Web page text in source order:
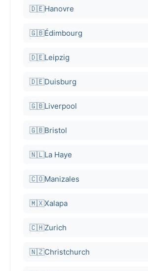
🇩🇪Hanovre
🇬🇧Édimbourg
🇩🇪Leipzig
🇩🇪Duisburg
🇬🇧Liverpool
🇬🇧Bristol
🇳🇱La Haye
🇨🇴Manizales
🇲🇽Xalapa
🇨🇭Zurich
🇳🇿Christchurch